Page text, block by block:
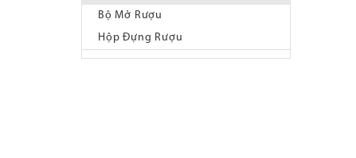
Bộ Mở Rượu
Hộp Đựng Rượu